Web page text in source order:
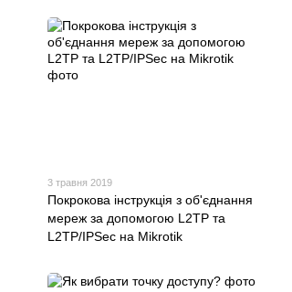
3 травня 2019
Покрокова інструкція з об'єднання
мереж за допомогою L2TP та
L2TP/IPSec на Mikrotik